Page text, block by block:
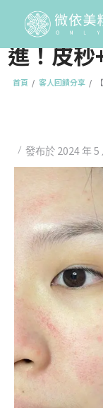
【新竹
進！皮
首頁 客人回饋分享
發布於 2024 年 5